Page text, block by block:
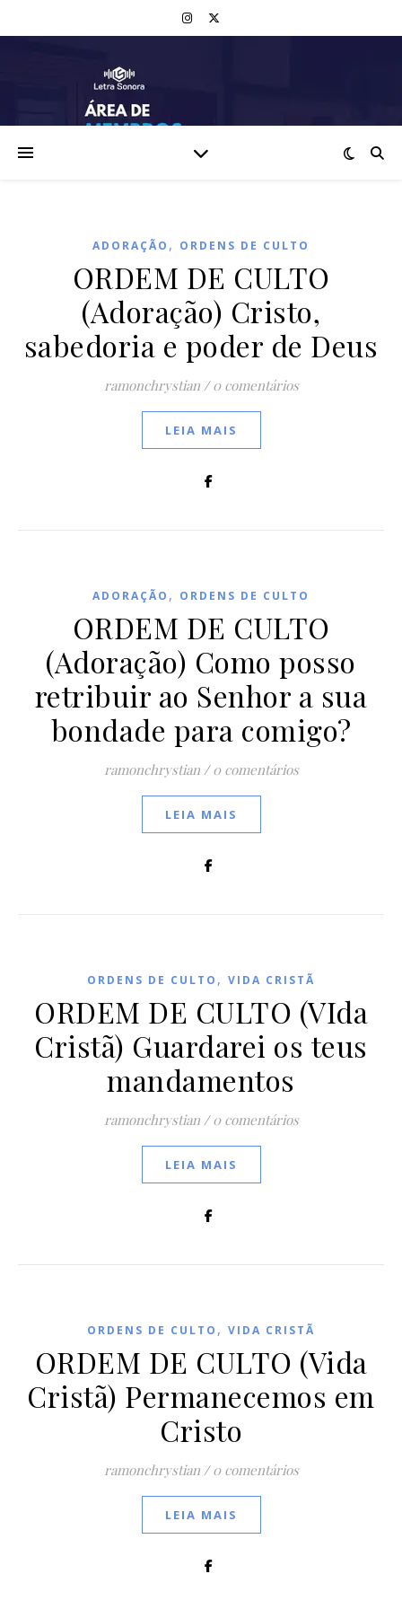
ADORAÇÃO , ORDENS DE CULTO
ORDEM DE CULTO
(Adoração) Cristo,
sabedoria e poder de Deus
ramonchrystian / 0 comentários
LEIA MAIS
ADORAÇÃO , ORDENS DE CULTO
ORDEM DE CULTO
(Adoração) Como posso
retribuir ao Senhor a sua
bondade para comigo?
ramonchrystian / 0 comentários
LEIA MAIS
ORDENS DE CULTO , VIDA CRISTÃ
ORDEM DE CULTO (VIda
Cristã) Guardarei os teus
mandamentos
ramonchrystian / 0 comentários
LEIA MAIS
ORDENS DE CULTO , VIDA CRISTÃ
ORDEM DE CULTO (Vida
Cristã) Permanecemos em
Cristo
ramonchrystian / 0 comentários
LEIA MAIS